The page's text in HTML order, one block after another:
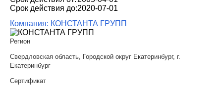
Срок действия до:2020-07-01
Компания: КОНСТАНТА ГРУПП
Регион
Свердловская область, Городской округ Екатеринбург, г.
Екатеринбург
Сертификат